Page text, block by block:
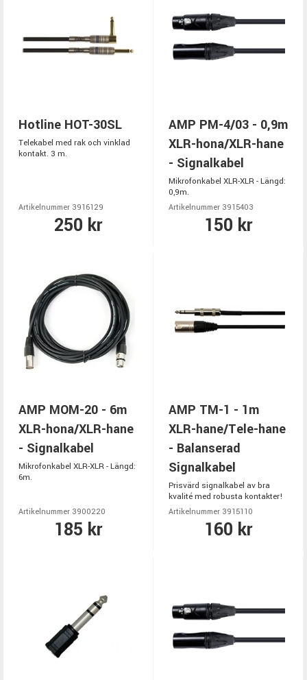
Hotline HOT-30SL
Telekabel med rak och vinklad
kontakt. 3 m.
Artikelnummer 3916129
250 kr
AMP PM-4/03 - 0,9m
XLR-hona/XLR-hane
- Signalkabel
Mikrofonkabel XLR-XLR - Längd:
0,9m.
Artikelnummer 3915403
150 kr
AMP MOM-20 - 6m
XLR-hona/XLR-hane
- Signalkabel
Mikrofonkabel XLR-XLR - Längd:
6m.
Artikelnummer 3900220
185 kr
AMP TM-1 - 1m
XLR-hane/Tele-hane
- Balanserad
Signalkabel
Prisvärd signalkabel av bra
kvalité med robusta kontakter!
Artikelnummer 3915110
160 kr